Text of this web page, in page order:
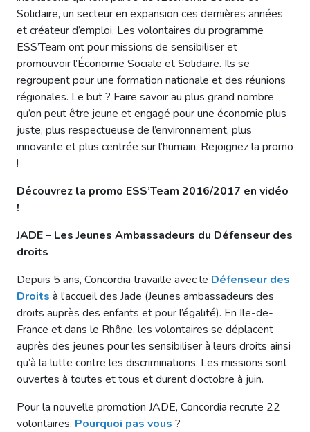
Solidaire, un secteur en expansion ces dernières années
et créateur d’emploi. Les volontaires du programme
ESS’Team ont pour missions de sensibiliser et
promouvoir l’Économie Sociale et Solidaire. Ils se
regroupent pour une formation nationale et des réunions
régionales. Le but ? Faire savoir au plus grand nombre
qu’on peut être jeune et engagé pour une économie plus
juste, plus respectueuse de l’environnement, plus
innovante et plus centrée sur l’humain. Rejoignez la promo
!
Découvrez la promo ESS’Team 2016/2017 en vidéo
!
JADE – Les Jeunes Ambassadeurs du Défenseur des
droits
Depuis 5 ans, Concordia travaille avec le Défenseur des
Droits à l’accueil des Jade (Jeunes ambassadeurs des
droits auprès des enfants et pour l’égalité). En Ile-de-
France et dans le Rhône, les volontaires se déplacent
auprès des jeunes pour les sensibiliser à leurs droits ainsi
qu’à la lutte contre les discriminations. Les missions sont
ouvertes à toutes et tous et durent d’octobre à juin.
Pour la nouvelle promotion JADE, Concordia recrute 22
volontaires. Pourquoi pas vous ?